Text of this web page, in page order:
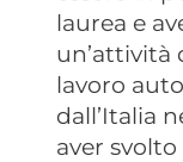
laurea e
un’attività
lavoro
dall’Italia
aver